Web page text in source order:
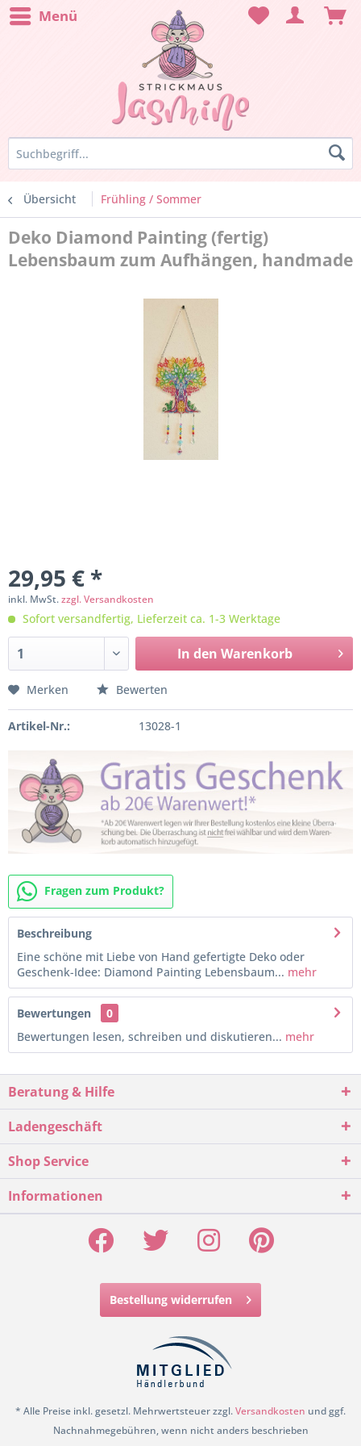
Menü
Übersicht Frühling / Sommer
Deko Diamond Painting (fertig)
Lebensbaum zum Aufhängen, handmade
29,95 € *
inkl. MwSt.zzgl. Versandkosten
Sofort versandfertig, Lieferzeit ca. 1-3 Werktage
In den Warenkorb
Merken Bewerten
Artikel-Nr.: 13028-1
Fragen zum Produkt?
Beschreibung
Eine schöne mit Liebe von Hand gefertigte Deko oder
Geschenk-Idee: Diamond Painting Lebensbaum... mehr
Bewertungen
0
Bewertungen lesen, schreiben und diskutieren... mehr
Beratung & Hilfe
Ladengeschäft
Shop Service
Informationen
Bestellung widerrufen
* Alle Preise inkl. gesetzl. Mehrwertsteuer zzgl.Versandkosten und ggf.
Nachnahmegebühren, wenn nicht anders beschrieben